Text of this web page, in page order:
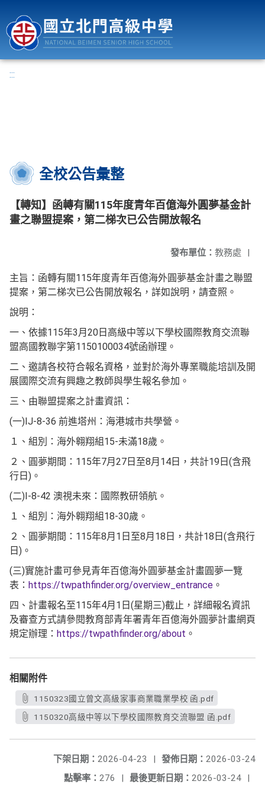
:::
全校公告彙整
【轉知】函轉有關115年度青年百億海外圓夢基金計
畫之聯盟提案，第二梯次已公告開放報名
發布單位： 教務處 |
主旨：函轉有關115年度青年百億海外圓夢基金計畫之聯盟
提案，第二梯次已公告開放報名，詳如說明，請查照。
說明：
一、依據115年3月20日高級中等以下學校國際教育交流聯
盟高國教聯字第1150100034號函辦理。
二、邀請各校符合報名資格，並對於海外專業職能培訓及開
展國際交流有興趣之教師與學生報名參加。
三、由聯盟提案之計畫資訊：
(一)IJ-8-36 前進塔州：海港城市共學營。
１、組別：海外翱翔組15-未滿18歲。
２、圓夢期間：115年7月27日至8月14日，共計19日(含飛
行日)。
(二)I-8-42 澳視未來：國際教研領航。
１、組別：海外翱翔組18-30歲。
２、圓夢期間：115年8月1日至8月18日，共計18日(含飛行
日)。
(三)實施計畫可參見青年百億海外圓夢基金計畫圓夢一覽
表： https://twpathfinder.org/overview_entrance 。
四、計畫報名至115年4月1日(星期三)截止，詳細報名資訊
及審查方式請參閱教育部青年署青年百億海外圓夢計畫網頁
規定辦理： https://twpathfinder.org/about 。
相關附件
1150323國立曾文高級家事商業職業學校 函.pdf
1150320高級中等以下學校國際教育交流聯盟 函.pdf
發佈日期： 2026-03-24
下架日期： 2026-04-23
|
最後更新日期： 2026-03-24 |
點擊率： 276 |